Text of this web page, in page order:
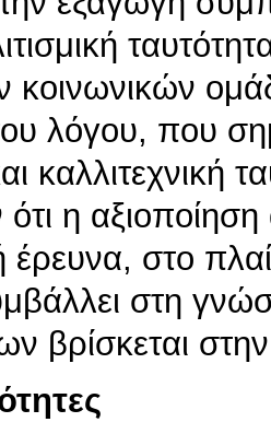
κοινωνικών
λόγου, που
καλλιτεχνική
η αξιοποίηση
έρευνα, στο
στη